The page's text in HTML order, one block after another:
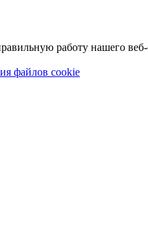
работу нашего веб-
файлов cookie